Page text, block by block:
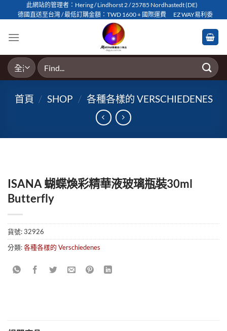
to
此網站的管理者：Hering / Lindhorst 2 / 25785 Nordhastedt (DE)
德國直送至台灣 / 最低訂購金額：TWD 1600 + 國際運費
EZ WAY易利委
搜
尋
鍵
首頁 / SHOP / 各種各樣的 VERSCHIEDENES
ISANA 蝴蝶煥彩精華液玻璃瓶裝30ml
Butterfly
貨號:32926
分類:各種各樣的 Verschiedenes